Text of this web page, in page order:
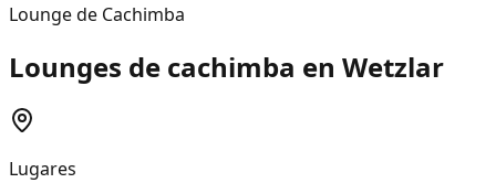
Lounge de Cachimba
Lounges de cachimba en Wetzlar
Lugares